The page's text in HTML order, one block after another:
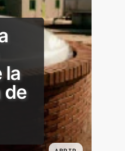
la
de